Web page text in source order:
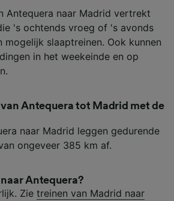
Antequera naar Madrid vertrekt
's ochtends vroeg of 's avonds
slaaptreinen. Ook kunnen
in het weekeinde en op
Antequera tot Madrid met de
naar Madrid leggen gedurende
ongeveer 385 km af.
Antequera?
Zie treinen van Madrid naar